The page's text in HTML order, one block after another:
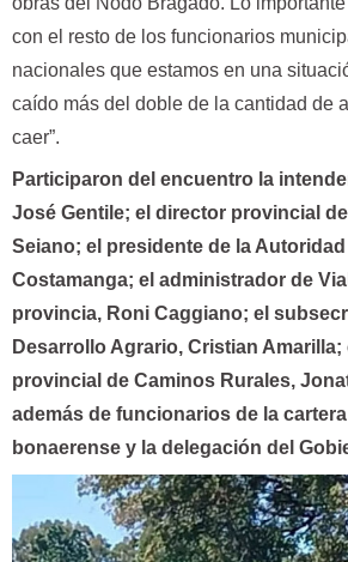
con el resto de los funcionarios
nacionales que estamos en una
caído más del doble de la cantidad de
caer”.
Participaron del encuentro la
José Gentile; el director provincial
Seiano; el presidente de la
Costamanga; el administrador de
provincia, Roni Caggiano; el
Desarrollo Agrario, Cristian
provincial de Caminos Rurales,
además de funcionarios de la
bonaerense y la delegación del